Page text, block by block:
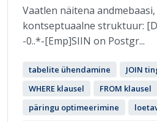
Vaatlen näitena
kontseptuaalne struktuur:
-0..*-[Emp]SIIN on Postgr...
tabelite ühendamine
JOIN
WHERE klausel
FROM klausel
päringu optimeerimine